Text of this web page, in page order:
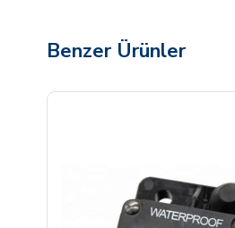
Benzer Ürünler